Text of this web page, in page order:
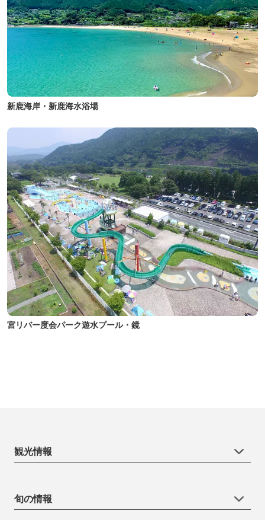
新鹿海岸・新鹿海水浴場
宮リバー度会パーク遊水プール・鏡
観光情報
旬の情報